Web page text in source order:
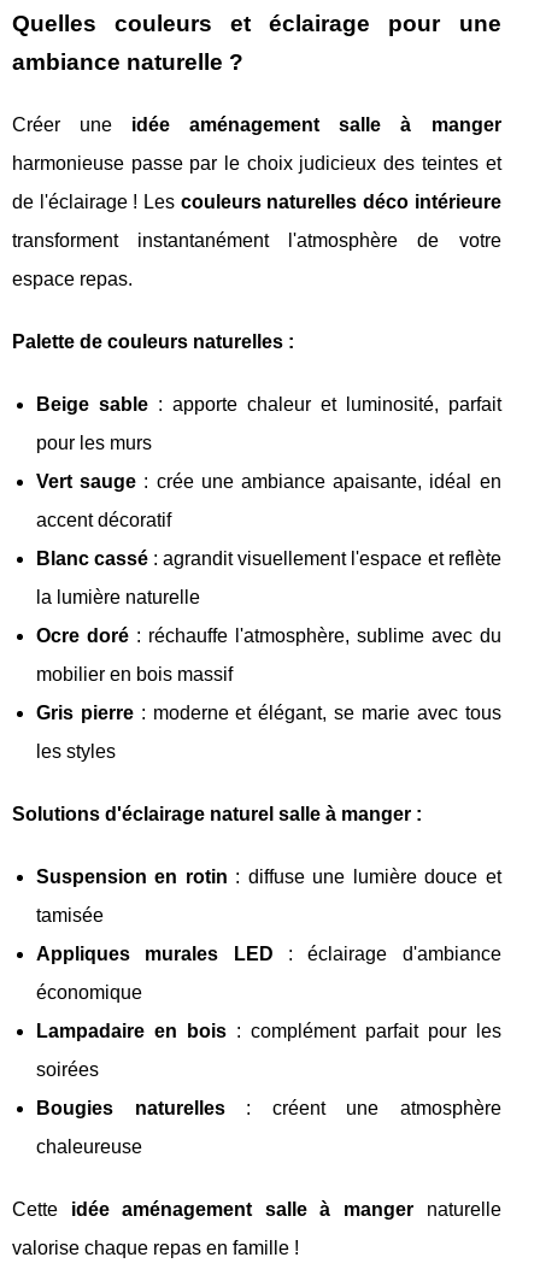
Quelles couleurs et éclairage pour une
ambiance naturelle ?
Créer une idée aménagement salle à manger
harmonieuse passe par le choix judicieux des teintes et
de l'éclairage ! Les couleurs naturelles déco intérieure
transforment instantanément l'atmosphère de votre
espace repas.
Palette de couleurs naturelles :
Beige sable: apporte chaleur et luminosité, parfait
pour les murs
Vert sauge : crée une ambiance apaisante, idéal en
accent décoratif
Blanc cassé : agrandit visuellement l'espace et reflète
la lumière naturelle
Ocre doré: réchauffe l'atmosphère, sublime avec du
mobilier en bois massif
Gris pierre: moderne et élégant, se marie avec tous
les styles
Solutions d'éclairage naturel salle à manger :
Suspension en rotin : diffuse une lumière douce et
tamisée
Appliques murales LED : éclairage d'ambiance
économique
Lampadaire en bois: complément parfait pour les
soirées
Bougies naturelles: créent une atmosphère
chaleureuse
Cette idée aménagement salle à manger naturelle
valorise chaque repas en famille !